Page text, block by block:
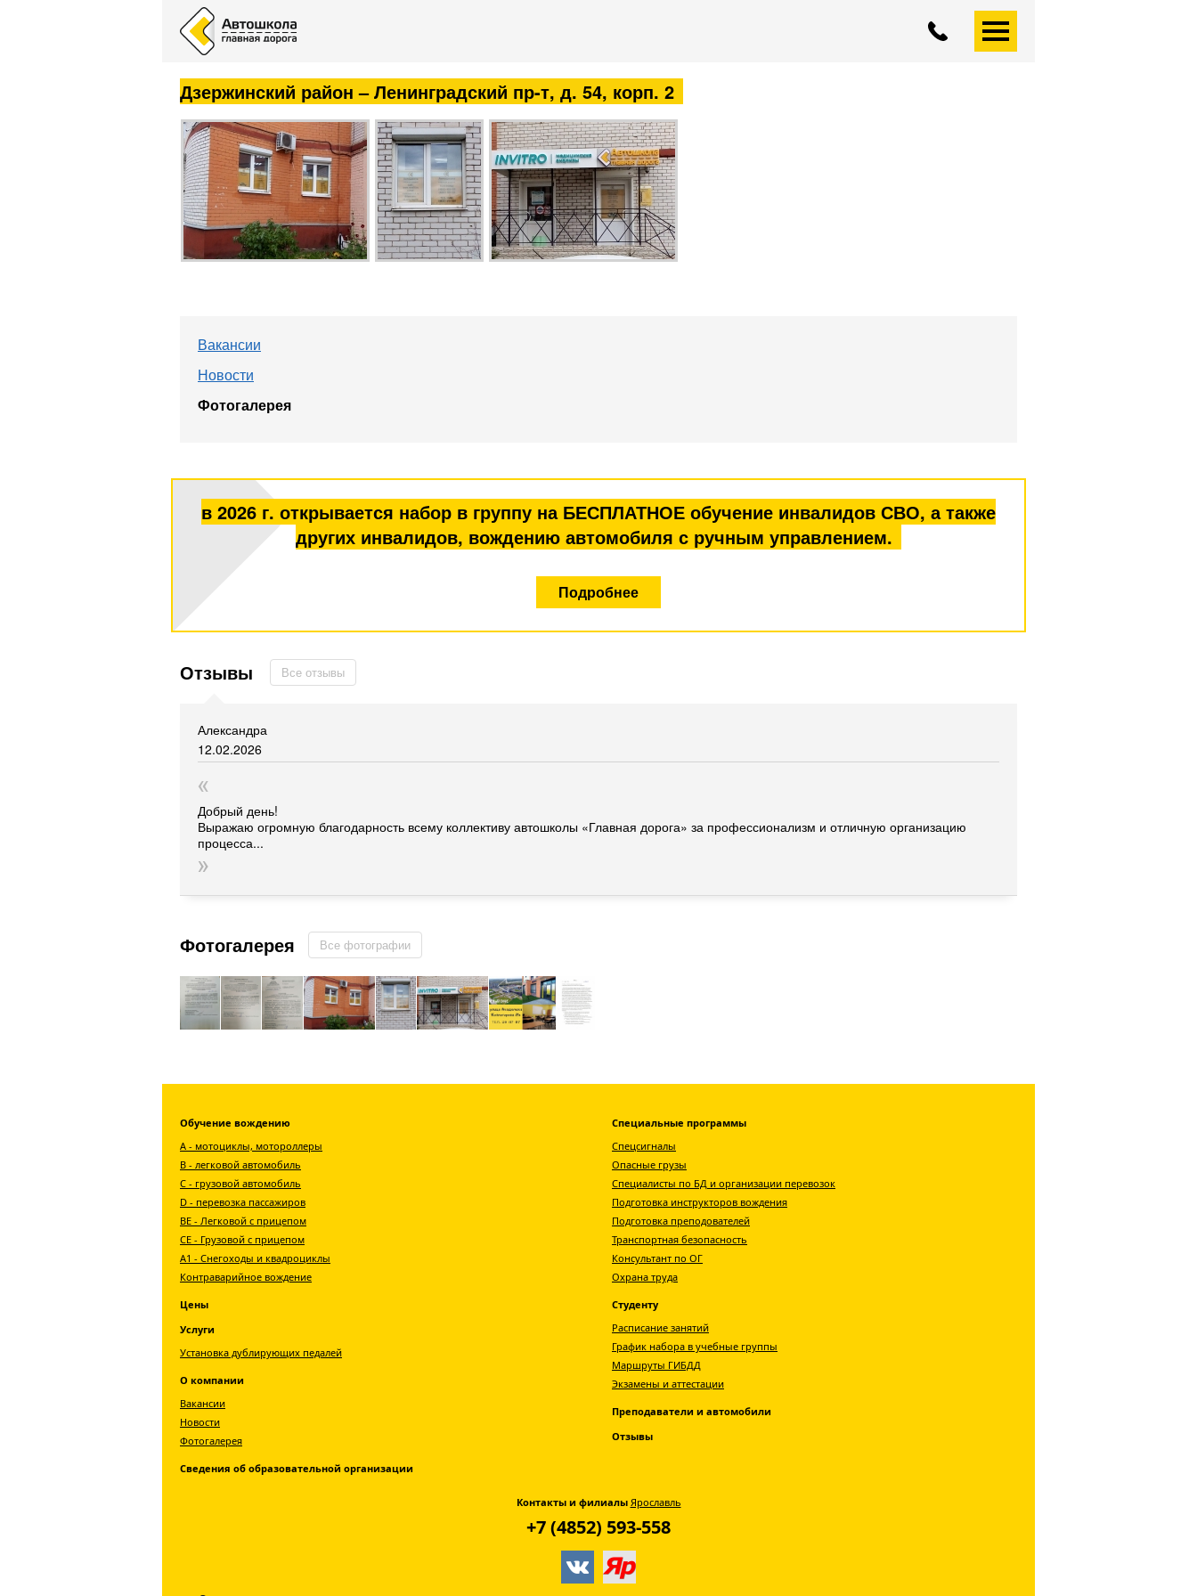
Дзержинский район – Ленинградский пр-т, д. 54, корп. 2
Вакансии
Новости
Фотогалерея
в 2026 г. открывается набор в группу на БЕСПЛАТНОЕ обучение инвалидов СВО, а также
других инвалидов, вождению автомобиля с ручным управлением.
Подробнее
Отзывы Все отзывы
Александра
12.02.2026
Добрый день!
Выражаю огромную благодарность всему коллективу автошколы «Главная дорога» за профессионализм и отличную организацию
процесса...
Фотогалерея Все фотографии
Обучение вождению
А - мотоциклы, мотороллеры
В - легковой автомобиль
С - грузовой автомобиль
D - перевозка пассажиров
ВЕ - Легковой с прицепом
СЕ - Грузовой с прицепом
A1 - Снегоходы и квадроциклы
Контраварийное вождение
Цены
Услуги
Установка дублирующих педалей
О компании
Вакансии
Новости
Фотогалерея
Сведения об образовательной организации
Специальные программы
Спецсигналы
Опасные грузы
Специалисты по БД и организации перевозок
Подготовка инструкторов вождения
Подготовка преподователей
Транспортная безопасность
Консультант по ОГ
Охрана труда
Студенту
Расписание занятий
График набора в учебные группы
Маршруты ГИБДД
Экзамены и аттестации
Преподаватели и автомобили
Отзывы
Контакты и филиалы Ярославль
+7 (4852) 593-558